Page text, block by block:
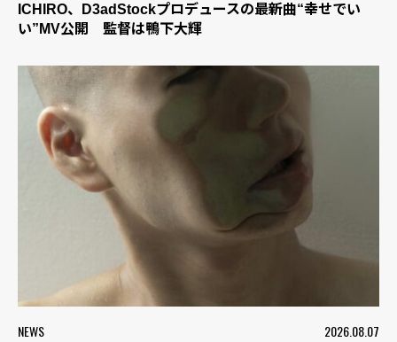
ICHIRO、D3adStockプロデュースの最新曲“幸せでい
い”MV公開 監督は鴨下大輝
NEWS 2026.08.07